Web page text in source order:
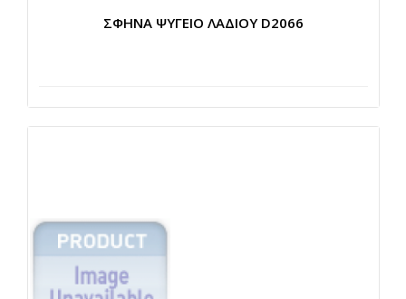
ΣΦΗΝΑ ΨΥΓΕΙΟ ΛΑΔΙΟΥ D2066